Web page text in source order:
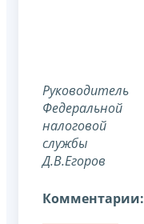
Руководитель
Федеральной
налоговой
службы
Д.В.Егоров
Комментарии: